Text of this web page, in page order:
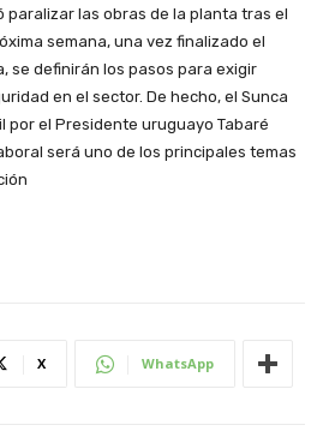
paralizar las obras de la planta tras el
semana, una vez finalizado el
se definirán los pasos para exigir
en el sector. De hecho, el Sunca
por el Presidente uruguayo Tabaré
será uno de los principales temas
X WhatsApp